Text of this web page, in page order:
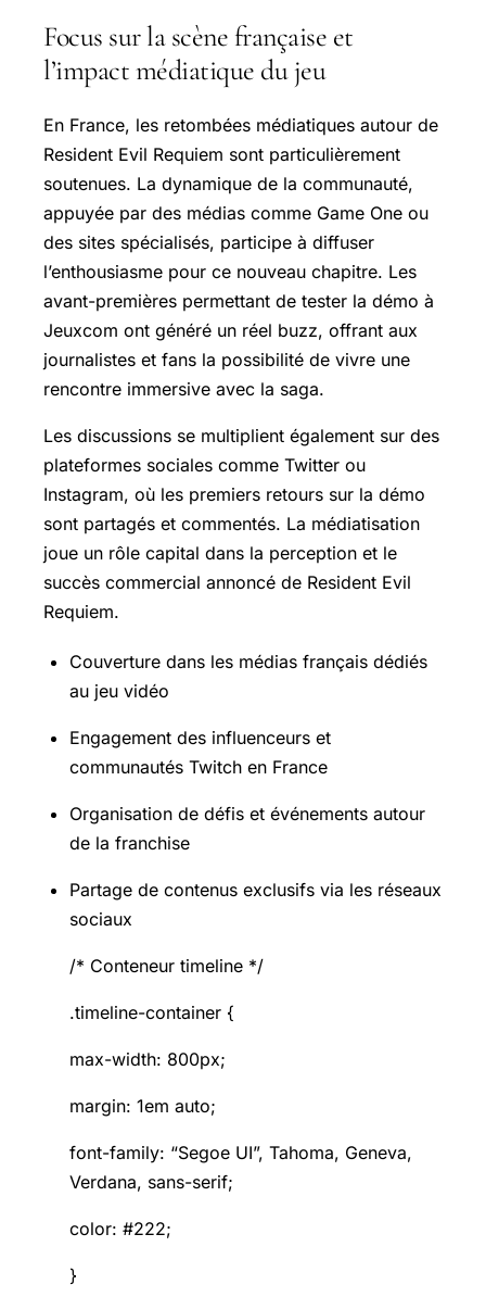
Focus sur la scène française et
l’impact médiatique du jeu
En France, les retombées médiatiques autour de
Resident Evil Requiem sont particulièrement
soutenues. La dynamique de la communauté,
appuyée par des médias comme Game One ou
des sites spécialisés, participe à diffuser
l’enthousiasme pour ce nouveau chapitre. Les
avant-premières permettant de tester la démo à
Jeuxcom ont généré un réel buzz, offrant aux
journalistes et fans la possibilité de vivre une
rencontre immersive avec la saga.
Les discussions se multiplient également sur des
plateformes sociales comme Twitter ou
Instagram, où les premiers retours sur la démo
sont partagés et commentés. La médiatisation
joue un rôle capital dans la perception et le
succès commercial annoncé de Resident Evil
Requiem.
Couverture dans les médias français dédiés
au jeu vidéo
Engagement des influenceurs et
communautés Twitch en France
Organisation de défis et événements autour
de la franchise
Partage de contenus exclusifs via les réseaux
sociaux
/* Conteneur timeline */
.timeline-container {
max-width: 800px;
margin: 1em auto;
font-family: “Segoe UI”, Tahoma, Geneva,
Verdana, sans-serif;
color: #222;
}